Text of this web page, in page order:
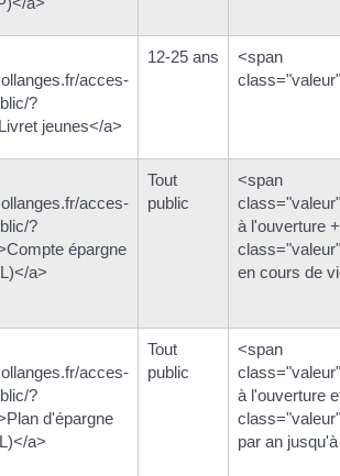
acces-
?
jeunes</a>
12-25 ans
<span
acces-
?
épargne
a>
Tout
public
<span
à l'ouverture
en cours de
acces-
?
d'épargne
a>
Tout
public
<span
à l'ouverture
par an